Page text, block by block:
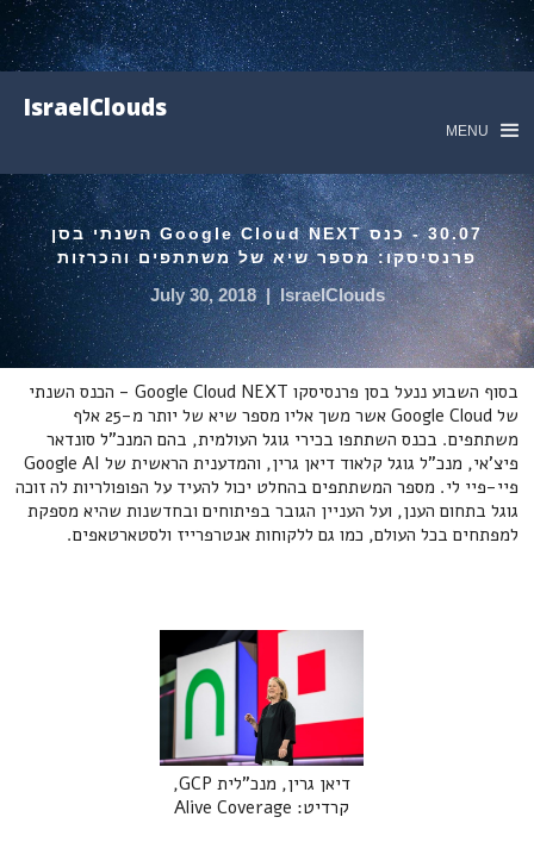
IsraelClouds
MENU
30.07 - כנס Google Cloud NEXT השנתי בסן
פרנסיסקו: מספר שיא של משתתפים והכרזות
IsraelClouds
|
July 30, 2018
בסוף השבוע ננעל בסן פרנסיסקו Google Cloud NEXT - הכנס השנתי
של Google Cloud אשר משך אליו מספר שיא של יותר מ-25 אלף
משתתפים. בכנס השתתפו בכירי גוגל העולמית, בהם המנכ"ל סונדאר
פיצ'אי, מנכ"ל גוגל קלאוד דיאן גרין, והמדענית הראשית של Google AI
פיי-פיי לי. מספר המשתתפים בהחלט יכול להעיד על הפופולריות לה זוכה
גוגל בתחום הענן, ועל העניין הגובר בפיתוחים ובחדשנות שהיא מספקת
למפתחים בכל העולם, כמו גם ללקוחות אנטרפרייז ולסטארטאפים.
‍דיאן גרין, מנכ"לית GCP,
קרדיט: Alive Coverage